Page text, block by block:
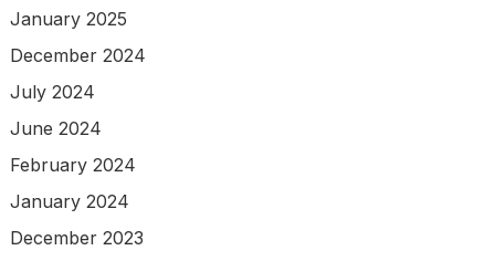
January 2025
December 2024
July 2024
June 2024
February 2024
January 2024
December 2023